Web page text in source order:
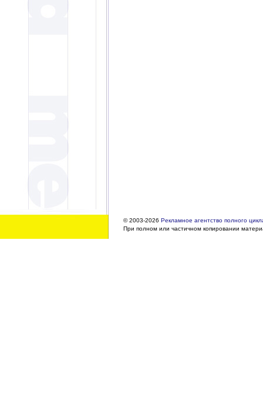
© 2003-2026 Рекламное агентство полного
При полном или частичном копировании